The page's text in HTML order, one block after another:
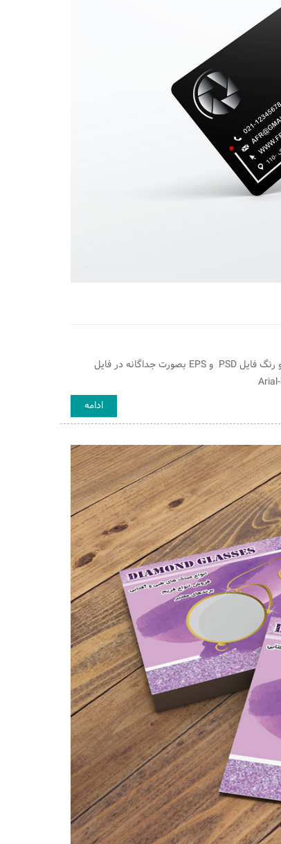
فایل و قالب لایه باز کارت ویزیت مخصوص عکاسی و آتلیه تک رو با قابلیت تغییر اندازه ، فونت و رنگ فایل PSD و EPS بصورت جداگانه در فایل
ادامه